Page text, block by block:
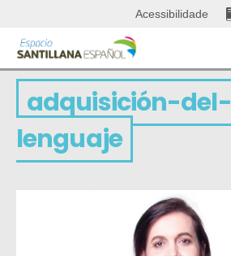
Acessibilidade
adquisición-del-
lenguaje